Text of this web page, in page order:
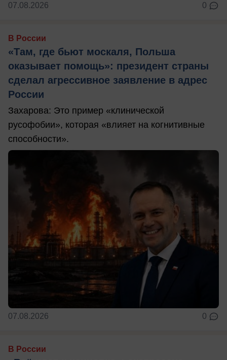
07.08.2026 0
В России
«Там, где бьют москаля, Польша
оказывает помощь»: президент страны
сделал агрессивное заявление в адрес
России
Захарова: Это пример «клинической
русофобии», которая «влияет на когнитивные
способности».
07.08.2026 0
В России